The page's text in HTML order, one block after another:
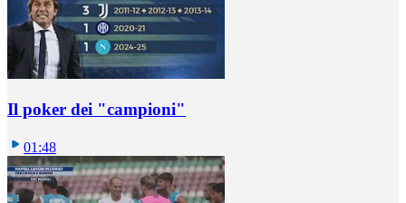
Il poker dei "campioni"
01:48